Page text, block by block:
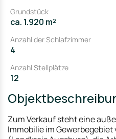
Grundstück
ca. 1.920 m²
Anzahl der Schlafzimmer
4
Anzahl Stellplätze
12
Zum Verkauf steht eine
Immobilie im